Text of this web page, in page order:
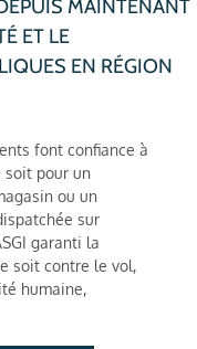
MAINTENANT
ET LE
EN RÉGION
font confiance à
soit pour un
ou un
sur
garanti la
soit contre le vol,
humaine,